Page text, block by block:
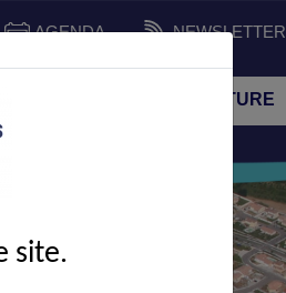
AGENDA NEWSLETTER
SPORT ET CULTURE
site.